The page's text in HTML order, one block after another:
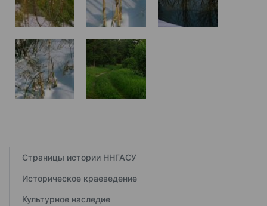
Страницы истории ННГАСУ
Историческое краеведение
Культурное наследие